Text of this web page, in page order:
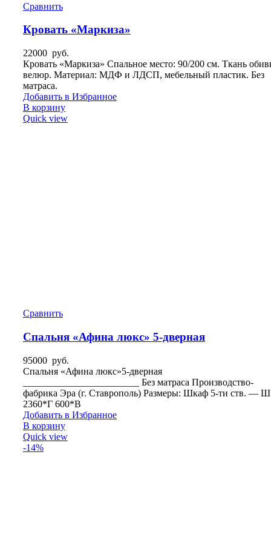
Сравнить
Кровать «Маркиза»
22000 руб.
Кровать «Маркиза» Спальное место: 90/200 см. Ткань
велюр. Материал: МДФ и ЛДСП, мебельный пластик. Без
матраса.
Добавить в Избранное
В корзину
Quick view
Сравнить
Спальня «Афина люкс» 5-дверная
95000 руб.
Спальня «Афина люкс»5-дверная
________________________ Без матраса Производство-
фабрика Эра (г. Ставрополь) Размеры: Шкаф 5-ти ств. — Ш
2360*Г 600*В
Добавить в Избранное
В корзину
Quick view
-14%